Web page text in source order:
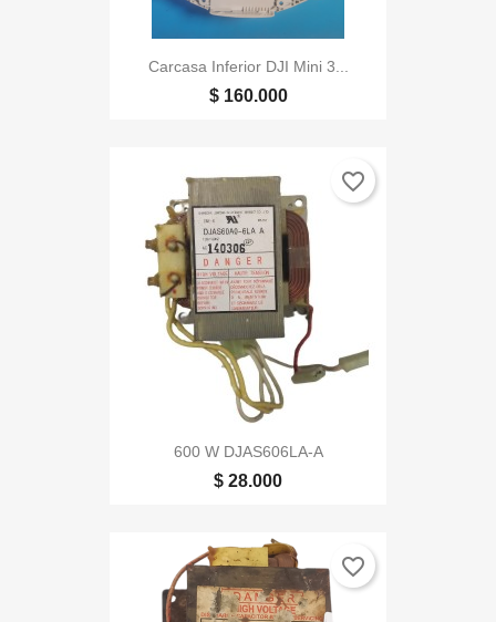
Carcasa Inferior DJI Mini 3...
$ 160.000
600 W DJAS606LA-A
$ 28.000
favorite_border
favorite_border